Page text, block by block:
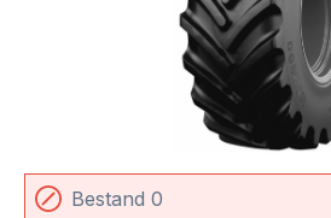
Bestand 0